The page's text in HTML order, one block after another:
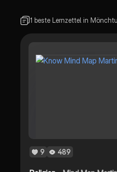
1 beste Lernzettel in
9 489